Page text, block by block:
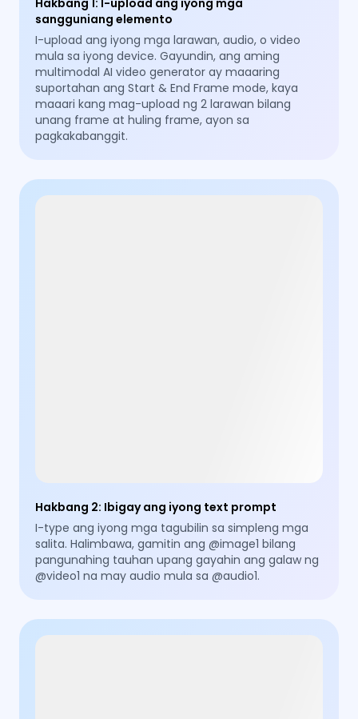
sangguniang elemento
I-upload ang iyong mga larawan, audio, o video
mula sa iyong device. Gayundin, ang aming
multimodal AI video generator ay maaaring
suportahan ang Start & End Frame mode, kaya
maaari kang mag-upload ng 2 larawan bilang
unang frame at huling frame, ayon sa
pagkakabanggit.
Hakbang 2: Ibigay ang iyong text prompt
I-type ang iyong mga tagubilin sa simpleng mga
salita. Halimbawa, gamitin ang @image1 bilang
pangunahing tauhan upang gayahin ang galaw ng
@video1 na may audio mula sa @audio1.